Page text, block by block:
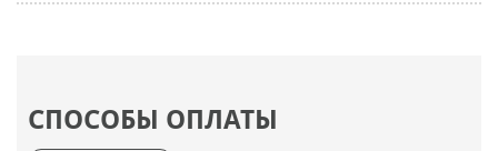
СПОСОБЫ ОПЛАТЫ